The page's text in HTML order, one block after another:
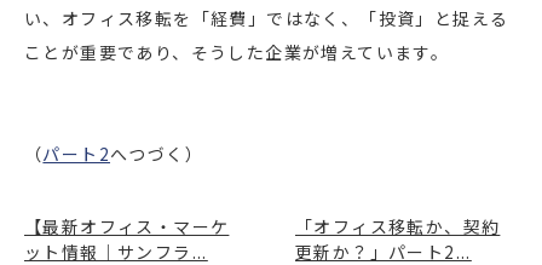
い、オフィス移転を「経費」ではなく、「投資」と捉える
ことが重要であり、そうした企業が増えています。
（パート2へつづく）
【最新オフィス・マーケ
ット情報｜サンフラ...
「オフィス移転か、契約
更新か？」パート2...